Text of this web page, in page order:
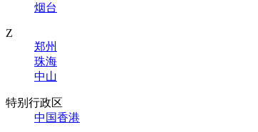
烟台
Z
郑州
珠海
中山
特别行政区
中国香港